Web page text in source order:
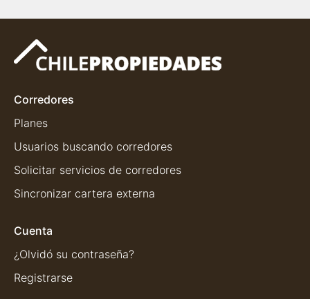
Corredores
Planes
Usuarios buscando corredores
Solicitar servicios de corredores
Sincronizar cartera externa
Cuenta
¿Olvidó su contraseña?
Registrarse